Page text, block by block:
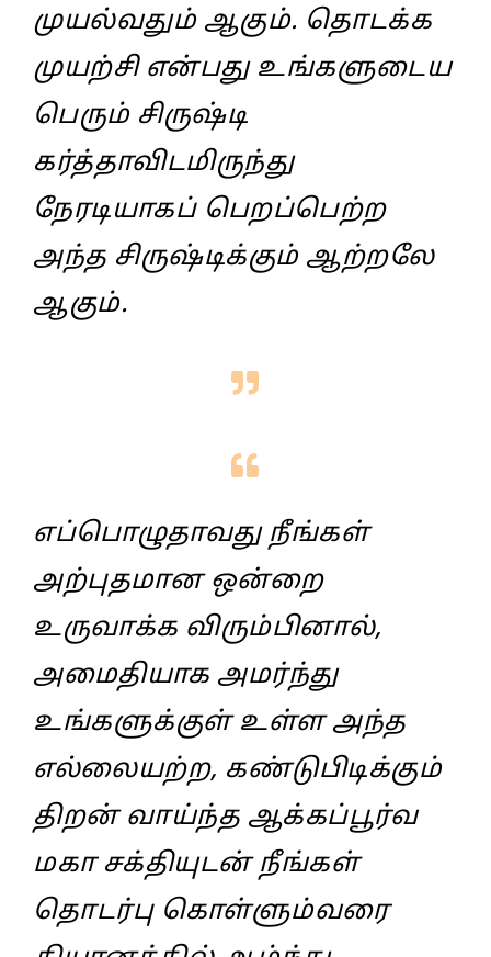
முயல்வதும்‌ ஆகும்‌. தொடக்க
முயற்சி என்பது உங்களுடைய
பெரும்‌ சிருஷ்டி
கர்த்தாவிடமிருந்து
நேரடியாகப்‌ பெறப்பெற்ற
அந்த சிருஷ்டிக்கும்‌ ஆற்றலே
ஆகும்‌.
எப்பொழுதாவது நீங்கள்‌
அற்புதமான ஒன்றை
உருவாக்க விரும்பினால்‌,
அமைதியாக அமர்ந்து
உங்களுக்குள்‌ உள்ள அந்த
எல்லையற்ற, கண்டுபிடிக்கும்‌
திறன்‌ வாய்ந்த ஆக்கப்பூர்வ
மகா சக்தியுடன்‌ நீங்கள்‌
தொடர்பு கொள்ளும்வரை